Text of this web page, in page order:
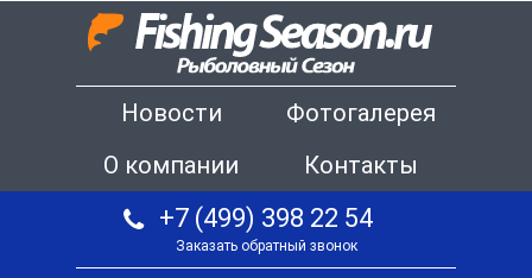
Новости
Фотогалерея
О компании
Контакты
+7 (499) 398 22 54
Заказать обратный звонок